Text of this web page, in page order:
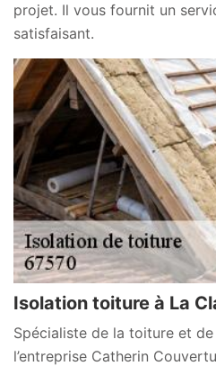
projet. Il vous fournit un
satisfaisant.
Isolation toiture à La
Spécialiste de la toiture et
l’entreprise Catherin